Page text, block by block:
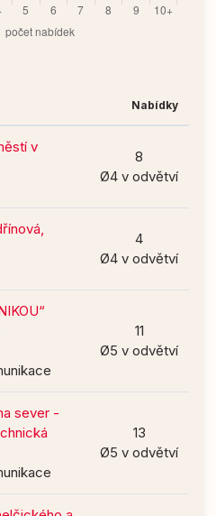
Nabídky
v
8
Ø4 v odvětví
4
Ø4 v odvětví
11
Ø5 v odvětví
sever -
13
Ø5 v odvětví